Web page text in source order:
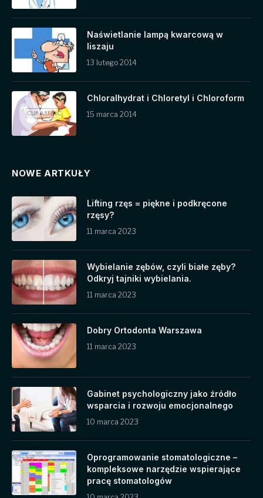
Naświetlanie lampą kwarcową w
liszaju
13 lutego 2014
Chloralhydrat i Chloretyl i Chloroform
15 marca 2014
NOWE ARTKUŁY
Lifting rzęs = piękne i podkręcone
rzęsy?
11 marca 2023
Wybielanie zębów, czyli białe zęby?
Odkryj tajniki wybielania.
11 marca 2023
Dobry Ortodonta Warszawa
11 marca 2023
Gabinet psychologiczny jako źródło
wsparcia i rozwoju emocjonalnego
10 marca 2023
Oprogramowanie stomatologiczne –
kompleksowe narzędzie wspierające
pracę stomatologów